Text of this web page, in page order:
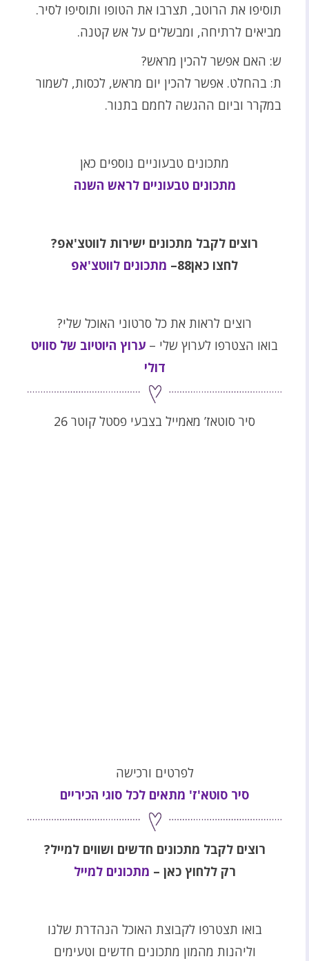
תוסיפו את הרוטב, תצרבו את הטופו ותוסיפו לסיר.
מביאים לרתיחה, ומבשלים על אש קטנה.
ש: האם אפשר להכין מראש?
ת: בהחלט. אפשר להכין יום מראש, לכסות, לשמור
במקרר וביום ההגשה לחמם בתנור.
מתכונים טבעוניים נוספים כאן
מתכונים טבעוניים לראש השנה
רוצים לקבל מתכונים ישירות לווטצ'אפ?
לחצו כאן88–
מתכונים לווטצ'אפ
רוצים לראות את כל סרטוני האוכל שלי?
בואו הצטרפו לערוץ שלי – ערוץ היוטיוב של סוויט
דולי
סיר סוטאז’ מאמייל בצבעי פסטל קוטר 26
לפרטים ורכישה
סיר סוטא'ז' מתאים לכל סוגי הכיריים
רוצים לקבל מתכונים חדשים ושווים למייל?
רק ללחוץ כאן – מתכונים למייל
בואו תצטרפו לקבוצת האוכל הנהדרת שלנו
וליהנות מהמון מתכונים חדשים וטעימים